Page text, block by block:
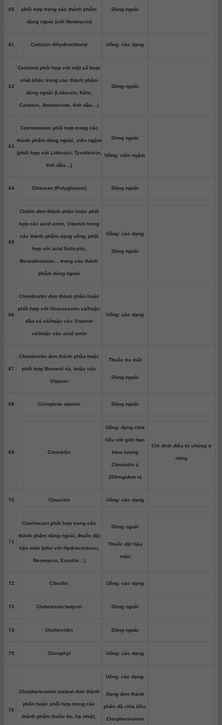
60 phối hợp trong các thành phẩm
dùng ngoài (với Neomycin)
Dùng ngoài
61 Cetirizin dihydrochlorid Uống: các dạng
62
Cetrimid phối hợp với một số hoạt
chất khác trong các thành phẩm
dùng ngoài (Lidocain, Kẽm,
Calamin, Aminacrine, tinh dầu…)
Dùng ngoài
63
Cetrimonium phối hợp trong các
thành phẩm dùng ngoài, viên ngậm
(phối hợp với Lidocain; Tyrothricin,
tinh dầu…)
Dùng ngoài
Uống: viên ngậm
64 Chitosan (Polyglusam) Dùng ngoài
65
Cholin đơn thành phần hoặc phối
hợp các acid amin, Vitamin trong
các thành phẩm dạng uống; phối
hợp với acid Salicylic,
Benzalkonium… trong các thành
phẩm dùng ngoài
Uống: các dạng
Dùng ngoài
66
Chondroitin đơn thành phần hoặc
phối hợp với Glucosamin và/hoặc
dầu cá và/hoặc các Vitamin
và/hoặc các acid amin
Uống: các dạng
67
Chondroitin đơn thành phần hoặc
phối hợp Borneol và, hoặc các
Vitamin
Thuốc tra mắt
Dùng ngoài
68 Ciclopirox olamin Dùng ngoài
69 Cimetidin
Uống: dạng chia
liều với giới hạn
hàm lượng
Cimetidin ≤
200mg/đơn vị
Chỉ định điều trị chứng ợ
nóng
70 Cinarizin Uống: các dạng
71
Cinchocain phối hợp trong các
thành phẩm dùng ngoài, thuốc đặt
hậu môn (như với Hydrocortison,
Neomycin, Esculin…)
Dùng ngoài
Thuốc đặt hậu
môn
72 Citrullin Uống: các dạng
73 Clobetason butyrat Dùng ngoài
74 Clorhexidin Dùng ngoài
75 Clorophyl Uống: các dạng
76
Clorpheniramin maleat đơn thành
phần hoặc phối hợp trong các
thành phẩm thuốc ho, hạ nhiệt,
Uống: các dạng.
Dạng đơn thành
phần đã chia liều:
Clorpheniramin